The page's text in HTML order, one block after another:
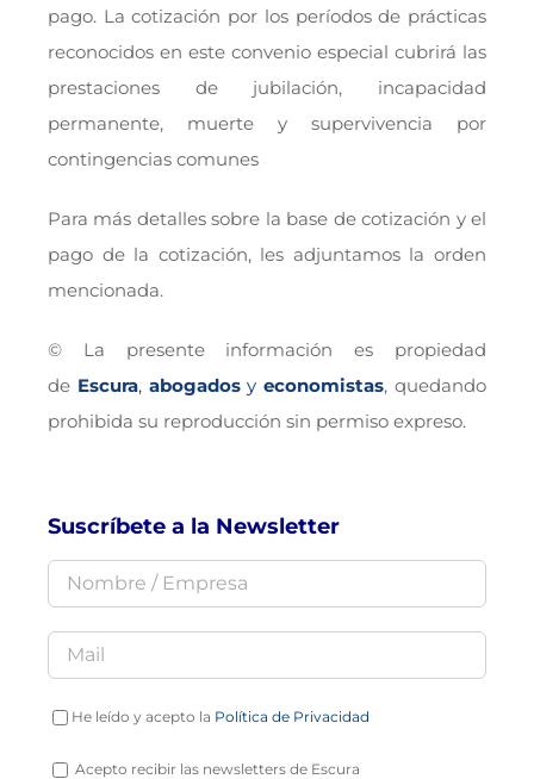
pago. La cotización por los períodos de prácticas
reconocidos en este convenio especial cubrirá las
prestaciones de jubilación, incapacidad
permanente, muerte y supervivencia por
contingencias comunes
Para más detalles sobre la base de cotización y el
pago de la cotización, les adjuntamos la orden
mencionada.
© La presente información es propiedad
de Escura, abogadosyeconomistas, quedando
prohibida su reproducción sin permiso expreso.
Suscríbete a la Newsletter
He leído y acepto la Política de Privacidad
Acepto recibir las newsletters de Escura